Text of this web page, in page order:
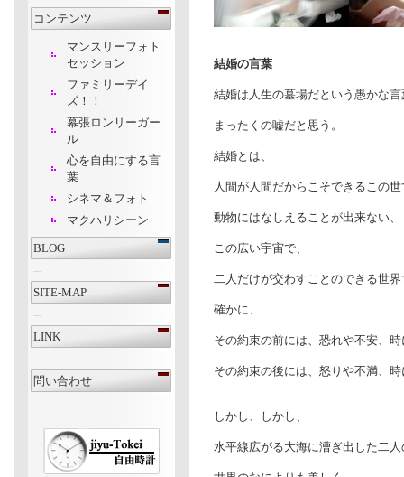
コンテンツ
マンスリーフォト
セッション
ファミリーデイ
ズ！！
幕張ロンリーガー
ル
心を自由にする言
葉
シネマ＆フォト
マクハリシーン
BLOG
---
SITE-MAP
---
LINK
---
問い合わせ
結婚の言葉
結婚は人生の墓場だという愚かな
まったくの嘘だと思う。
結婚とは、
人間が人間だからこそできるこの
動物にはなしえることが出来ない、
この広い宇宙で、
二人だけが交わすことのできる世
確かに、
その約束の前には、恐れや不安、
その約束の後には、怒りや不満、
しかし、しかし、
水平線広がる大海に漕ぎ出した二